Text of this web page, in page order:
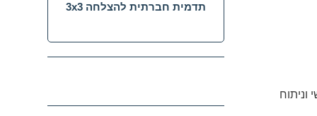
וניתוח
תדמית חברתית להצלחה 3x3